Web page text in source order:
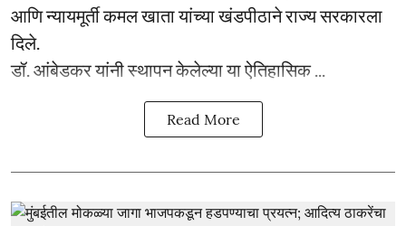
आणि न्यायमूर्ती कमल खाता यांच्या खंडपीठाने राज्य सरकारला
दिले.
डॉ. आंबेडकर यांनी स्थापन केलेल्या या ऐतिहासिक ...
Read More